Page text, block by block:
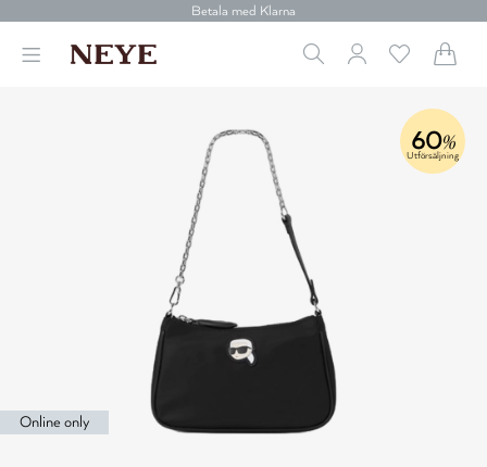
Betala med Klarna
Gratis frakt över 699 kr.
60%
Utförsäljning
Online only